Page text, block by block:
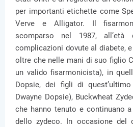
per importanti etichette come
Verve e Alligator. Il
scomparso nel 1987,
complicazioni dovute al diabete,
oltre che nelle mani di suo figlio
un valido fisarmonicista), in
Dopsie, dei figli di
Dwayne Dopsie), Buckwheat
che hanno tenuto e continuano
dello zydeco. In occasione del